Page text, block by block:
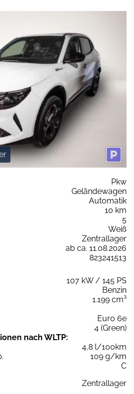
Pkw
Geländewagen
Automatik
10 km
5
Weiß
Zentrallager
ab ca. 11.08.2026
823241513
107 kW / 145 PS
Benzin
1.199 cm³
Euro 6e
4 (Green)
nach WLTP:
4,8 l/100km
109 g/km
C
Zentrallager